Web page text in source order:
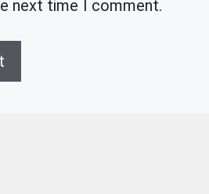
next time I comment.